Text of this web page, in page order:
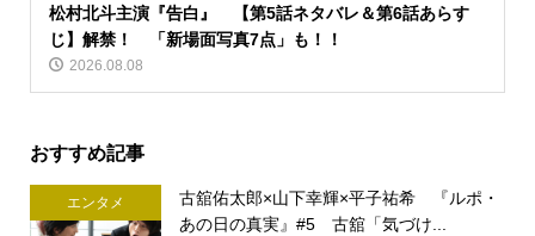
松村北斗主演『告白』 【第5話ネタバレ＆第6話あらす
じ】解禁！ 「新場面写真7点」も！！
2026.08.08
おすすめ記事
エンタメ
古舘佑太郎×山下幸輝×平子祐希 『ルポ・
あの日の真実』#5 古舘「気づけ...